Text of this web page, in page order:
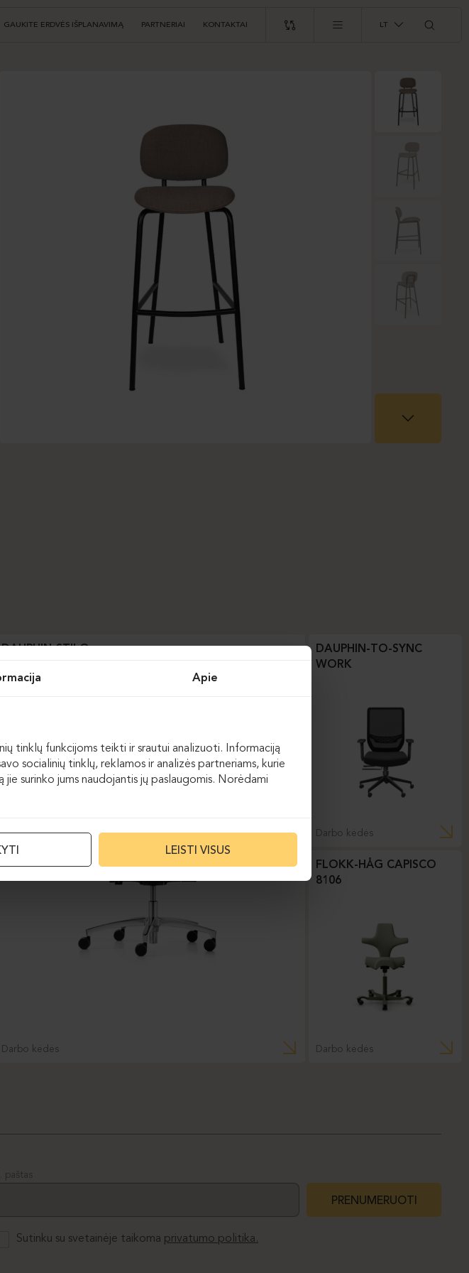
GAUKITE ERDVĖS IŠPLANAVIMĄ PARTNERIAI KONTAKTAI LT
DAUPHIN-STILO
Darbo kėdės
DAUPHIN-TO-SYNC
WORK
Darbo kėdės
FLOKK-HÅG CAPISCO
8106
Darbo kėdės
paštas
Sutinku su svetainėje taikoma privatumo politika.
PRENUMERUOTI
Apie
tinklų funkcijoms teikti ir srautui analizuoti. Informaciją
socialinių tinklų, reklamos ir analizės partneriams, kurie
surinko jums naudojantis jų paslaugomis. Norėdami
LEISTI VISUS